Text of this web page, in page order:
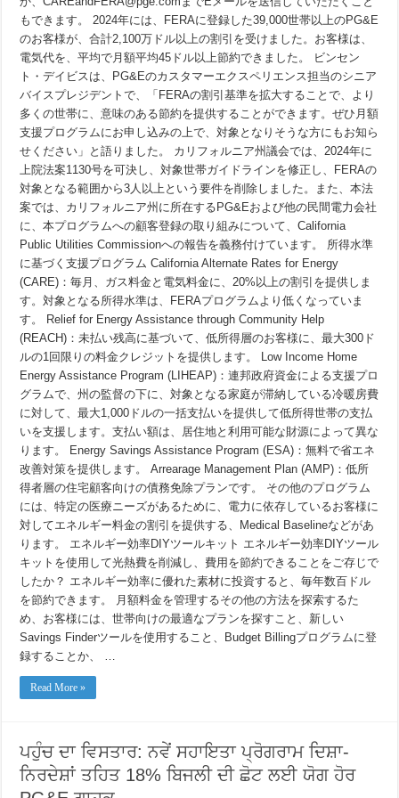
の
ガ
イ
ド
ラ
イ
ン
に
基
き、
PG&E
の
電
気
料
金
18%
割
引
の
対
と
な
る
世
帯
が
増
加
もできます。 2024年には、FERAに登録した39,000世帯以上のPG&E
のお客様が、合計2,100万ドル以上の割引を受けました。お客様は、
電気代を、平均で月額平均45ドル以上節約できました。 ビンセン
ト・デイビスは、PG&Eのカスタマーエクスペリエンス担当のシニア
バイスプレジデントで、「FERAの割引基準を拡大することで、より
多くの世帯に、意味のある節約を提供することができます。ぜひ月額
支援プログラムにお申し込みの上で、対象となりそうな方にもお知ら
せください」と語りました。 カリフォルニア州議会では、2024年に
上院法案1130号を可決し、対象世帯ガイドラインを修正し、FERAの
対象となる範囲から3人以上という要件を削除しました。また、本法
案では、カリフォルニア州に所在するPG&Eおよび他の民間電力会社
に、本プログラムへの顧客登録の取り組みについて、California
Public Utilities Commissionへの報告を義務付けています。 所得水準
に基づく支援プログラム California Alternate Rates for Energy
(CARE)：毎月、ガス料金と電気料金に、20%以上の割引を提供しま
す。対象となる所得水準は、FERAプログラムより低くなっていま
す。 Relief for Energy Assistance through Community Help
(REACH)：未払い残高に基づいて、低所得層のお客様に、最大300ド
ルの1回限りの料金クレジットを提供します。 Low Income Home
Energy Assistance Program (LIHEAP)：連邦政府資金による支援プロ
グラムで、州の監督の下に、対象となる家庭が滞納している冷暖房費
に対して、最大1,000ドルの一括支払いを提供して低所得世帯の支払
いを支援します。支払い額は、居住地と利用可能な財源によって異な
ります。 Energy Savings Assistance Program (ESA)：無料で省エネ
改善対策を提供します。 Arrearage Management Plan (AMP)：低所
得者層の住宅顧客向けの債務免除プランです。 その他のプログラム
には、特定の医療ニーズがあるために、電力に依存しているお客様に
対してエネルギー料金の割引を提供する、Medical Baselineなどがあ
ります。 エネルギー効率DIYツールキット エネルギー効率DIYツール
キットを使用して光熱費を削減し、費用を節約できることをご存じで
したか？ エネルギー効率に優れた素材に投資すると、毎年数百ドル
を節約できます。 月額料金を管理するその他の方法を探索するた
め、お客様には、世帯向けの最適なプランを探すこと、新しい
Savings Finderツールを使用すること、Budget Billingプログラムに登
録することか、 …
Read More »
ਪਹੁੰਚ ਦਾ ਵਿਸਤਾਰ: ਨਵੇਂ ਸਹਾਇਤਾ ਪ੍ਰੋਗਰਾਮ ਦਿਸ਼ਾ-
ਨਿਰਦੇਸ਼ਾਂ ਤਹਿਤ 18% ਬਿਜਲੀ ਦੀ ਛੋਟ ਲਈ ਯੋਗ ਹੋਰ